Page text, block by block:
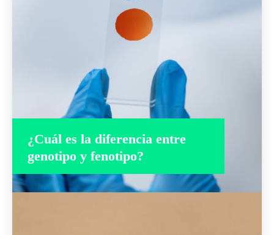
¿Cuál es la diferencia entre
genotipo y fenotipo?